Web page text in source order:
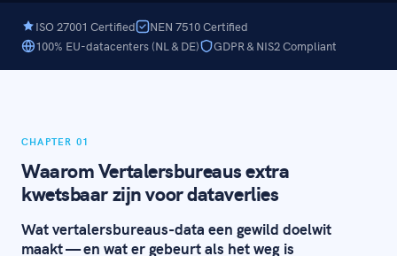
ISO 27001 Certified
NEN 7510 Certified
100% EU-datacenters (NL & DE)
GDPR & NIS2 Compliant
CHAPTER 01
Waarom Vertalersbureaus extra
kwetsbaar zijn voor dataverlies
Wat vertalersbureaus-data een gewild doelwit
maakt — en wat er gebeurt als het weg is